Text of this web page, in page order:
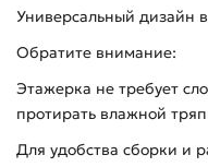
Универсальный дизайн
Обратите внимание:
Этажерка не требует
протирать влажной
Для удобства сборки и